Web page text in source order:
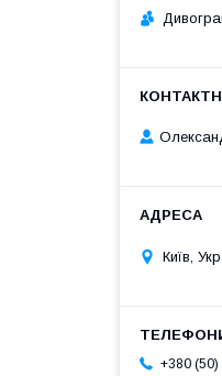
Київ,
+380 (50)